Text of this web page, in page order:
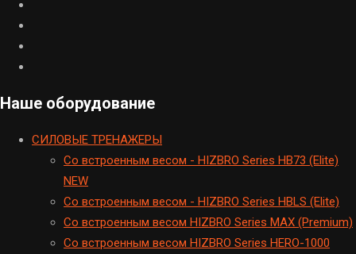
Наше оборудование
CИЛОВЫЕ ТРЕНАЖЕРЫ
Cо встроенным весом - HIZBRO Series HB73 (Elite)
NEW
Cо встроенным весом - HIZBRO Series HBLS (Elite)
Со встроенным весом HIZBRO Series MAX (Premium)
Cо встроенным весом HIZBRO Series HERO-1000